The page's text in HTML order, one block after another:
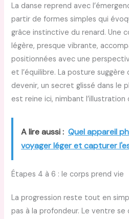
La danse reprend avec
partir de formes simples qui
grâce instinctive du renard. Une
légère, presque vibrante,
positionnées avec une
et l’équilibre. La posture suggère
devenir, un secret glissé dans le
est reine ici, nimbant l’illustration
A lire aussi : Quel appareil
voyager léger et capturer
Étapes 4 à 6 : le corps prend vie
La progression reste tout en
pas à la profondeur. Le ventre